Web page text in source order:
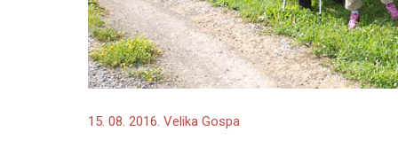
15. 08. 2016. Velika Gospa